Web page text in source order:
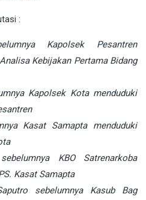
:
Kapolsek Pesantren
Kebijakan Pertama Bidang
Kapolsek Kota menduduki
Kasat Samapta menduduki
KBO Satrenarkoba
Kasat Samapta
sebelumnya Kasub Bag